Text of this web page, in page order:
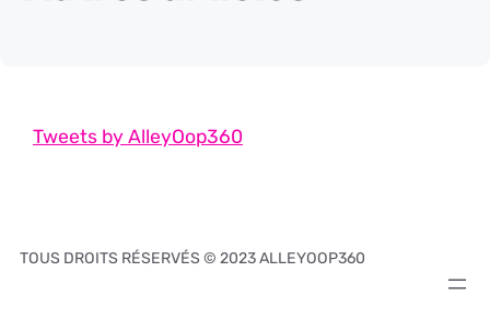
Tweets by AlleyOop360
TOUS DROITS RÉSERVÉS © 2023 ALLEYOOP360